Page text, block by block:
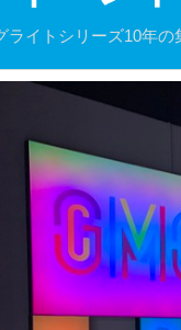
ライトシリーズ10年